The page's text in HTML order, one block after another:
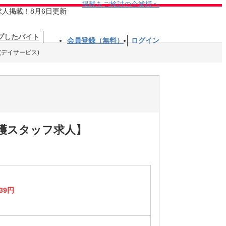
人掲載！8月6日更新
掲載をご検討の企業様へ
したバイト 会員登録（無料） ログイン
イサービス)
タッフ求人】
円